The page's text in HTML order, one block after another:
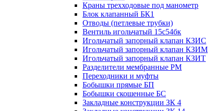
Краны трехходовые под манометр
Блок клапанный БК1
Отводы (петлевые трубки)
Вентиль игольчатый 15с54бк
Игольчатый запорный клапан КЗИС
Игольчатый запорный клапан КЗИМ
Игольчатый запорный клапан КЗИТ
Разделители мембранные РМ
Переходники и муфты
Бобышки прямые БП
Бобышки скошенные БС
Закладные конструкции ЗК 4